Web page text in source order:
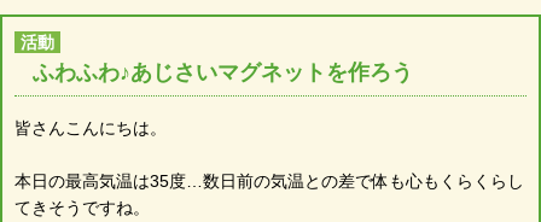
活動
ふわふわ♪あじさいマグネットを作ろう
皆さんこんにちは。
本日の最高気温は35度…数日前の気温との差で体も心もくらくらし
てきそうですね。